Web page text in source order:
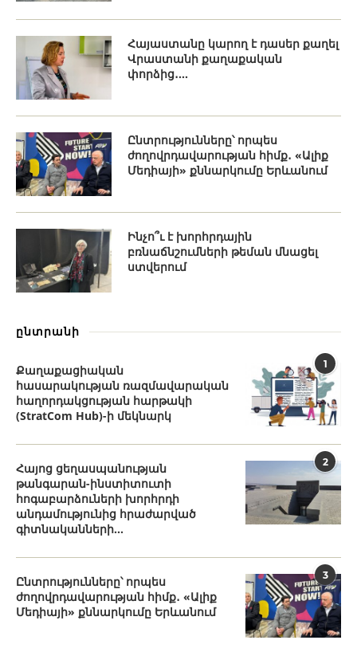
Հայաստանը կարող է դասեր քաղել
Վրաստանի քաղաքական
փորձից․...
Ընտրությունները՝ որպես
ժողովրդավարության հիմք․ «Ալիք
Մեդիայի» քննարկումը Երևանում
Ինչո՞ւ է խորհրդային
բռնաճնշումների թեման մնացել
ստվերում
ընտրանի
1
Քաղաքացիական
հասարակության ռազմավարական
հաղորդակցության հարթակի
(StratCom Hub)-ի մեկնարկ
2
Հայոց ցեղասպանության
թանգարան-ինստիտուտի
հոգաբարձուների խորհրդի
անդամությունից հրաժարված
գիտնականների...
3
Ընտրությունները՝ որպես
ժողովրդավարության հիմք․ «Ալիք
Մեդիայի» քննարկումը Երևանում